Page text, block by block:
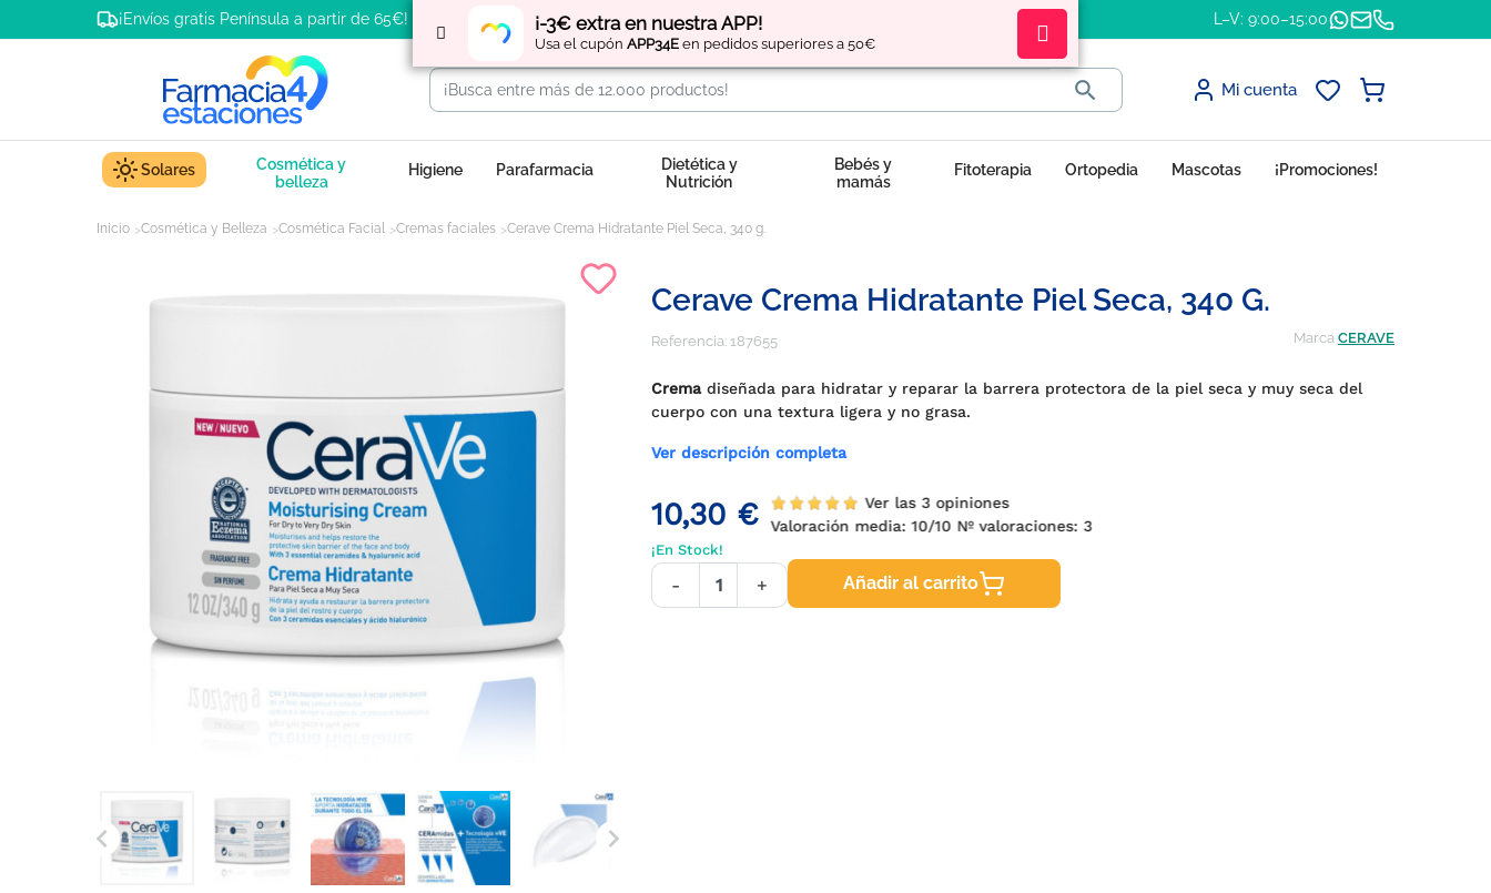
¡-3€ extra en nuestra APP!
Usa el cupón APP34E en pedidos superiores a 50€
¡Envíos gratis Península a partir de 65€! Regístratey obtén L–V: 9:00–15:00
 Mi cuenta
Solares
Cosmética y
belleza
Higiene Parafarmacia
Dietética y
Nutrición
Bebés y
mamás
Fitoterapia Ortopedia Mascotas ¡Promociones!
Inicio Cosmética y Belleza Cosmética Facial Cremas faciales Cerave Crema Hidratante Piel Seca, 340 g.
 
Cerave Crema Hidratante Piel Seca, 340 G.
Referencia: 187655 Marca CERAVE
Cremadiseñada para hidratar y reparar la barrera protectora de la piel seca y muy seca del
cuerpo con una textura ligera y no grasa.
Ver descripción completa
10,30 €
Ver las 3 opiniones
Valoración media:10/10 Nº valoraciones:3
¡En Stock!
- + Añadir al carrito